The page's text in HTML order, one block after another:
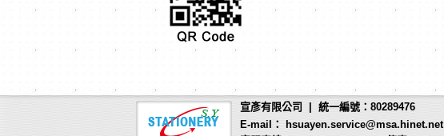
宣彥有限公司 | 統一編號：80289476
E-mail： hsuayen.service@msa.hinet.net